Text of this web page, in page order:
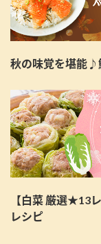
秋の味覚を堪能♪
【白菜 厳選★13
レシピ